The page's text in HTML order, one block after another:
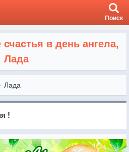
Поиск
в день ангела,
Лада
Лада
!